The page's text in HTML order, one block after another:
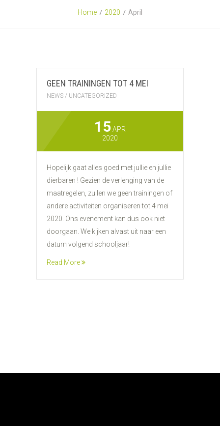
Home 2020 April
GEEN TRAININGEN TOT 4 MEI
NEWS / UNCATEGORIZED
15APR
2020
Hopelijk gaat alles goed met jullie en jullie
dierbaren ! Gezien de verlenging van de
maatregelen, zullen we geen trainingen of
andere activiteiten organiseren tot 4 mei
2020. Ons evenement kan dus ook niet
doorgaan. We kijken alvast uit naar een
datum volgend schooljaar!
Read More